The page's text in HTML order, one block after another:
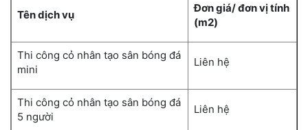
Tên dịch vụ
Đơn giá/ đơn vị tính
(m2)
Thi công cỏ nhân tạo sân bóng đá
mini
Liên hệ
Thi công cỏ nhân tạo sân bóng đá
5 người
Liên hệ